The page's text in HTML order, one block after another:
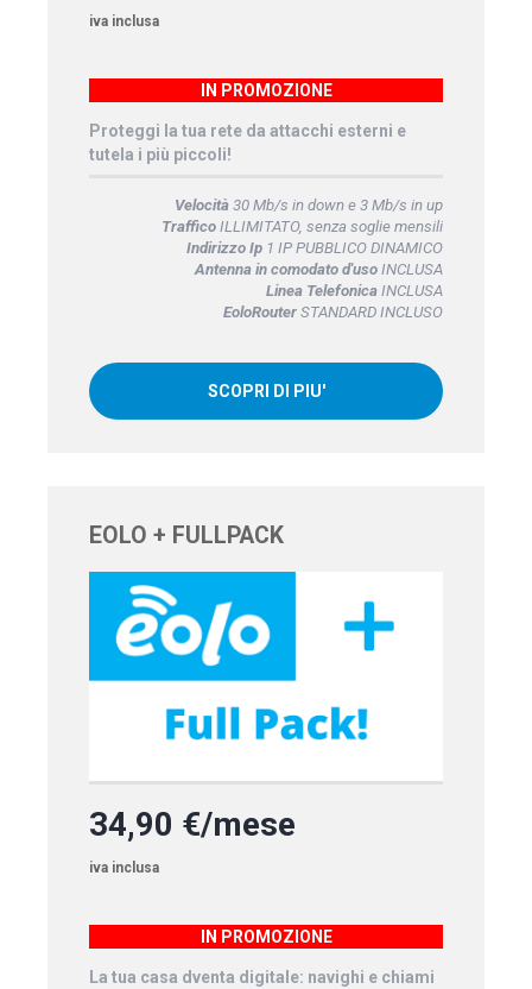
iva inclusa
IN PROMOZIONE
Proteggi la tua rete da attacchi esterni e
tutela i più piccoli!
Velocità30 Mb/s in down e 3 Mb/s in up
TrafficoILLIMITATO, senza soglie mensili
Indirizzo Ip1 IP PUBBLICO DINAMICO
Antenna in comodato d'usoINCLUSA
Linea TelefonicaINCLUSA
EoloRouterSTANDARD INCLUSO
SCOPRI DI PIU'
EOLO + FULLPACK
34,90 €/mese
iva inclusa
IN PROMOZIONE
La tua casa dventa digitale: navighi e chiami